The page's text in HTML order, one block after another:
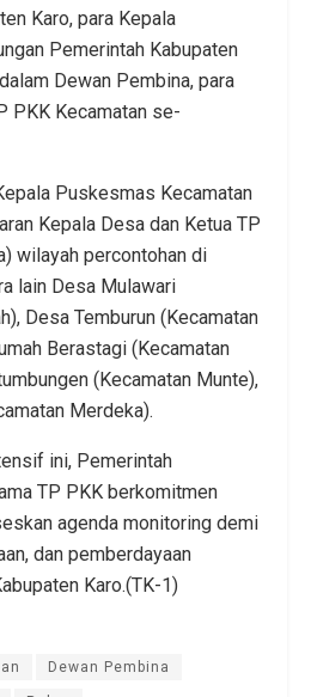
Karo, para Kepala
Pemerintah Kabupaten
Dewan Pembina, para
PKK Kecamatan se-
Puskesmas Kecamatan
Kepala Desa dan Ketua TP
wilayah percontohan di
lain Desa Mulawari
Desa Temburun (Kecamatan
Berastagi (Kecamatan
(Kecamatan Munte),
Merdeka).
ini, Pemerintah
TP PKK berkomitmen
agenda monitoring demi
dan pemberdayaan
Karo.(TK-1)
Dewan Pembina